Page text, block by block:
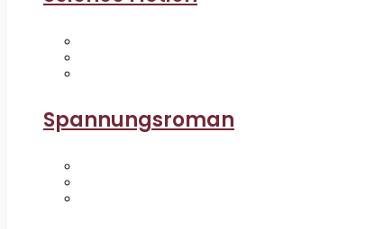
Spannungsroman